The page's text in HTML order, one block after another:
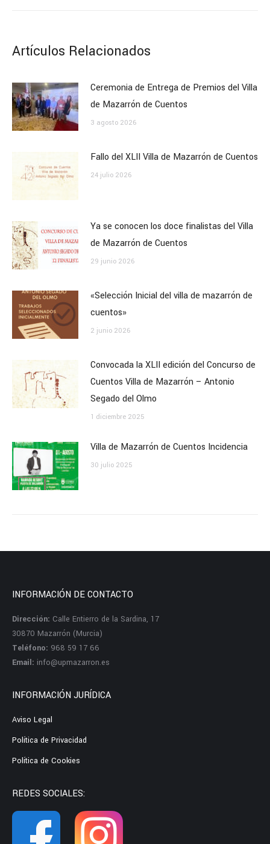
Artículos Relacionados
Ceremonia de Entrega de Premios del Villa
de Mazarrón de Cuentos
3 agosto 2026
Fallo del XLII Villa de Mazarrón de Cuentos
24 julio 2026
Ya se conocen los doce finalistas del Villa
de Mazarrón de Cuentos
29 junio 2026
«Selección Inicial del villa de mazarrón de
cuentos»
2 junio 2026
Convocada la XLII edición del Concurso de
Cuentos Villa de Mazarrón – Antonio
Segado del Olmo
1 diciembre 2025
Villa de Mazarrón de Cuentos Incidencia
30 julio 2025
INFORMACIÓN DE CONTACTO
Dirección: Calle Entierro de la Sardina, 17
30870 Mazarrón (Murcia)
Teléfono: 968 59 17 66
Email: info@upmazarron.es
INFORMACIÓN JURÍDICA
Aviso Legal
Política de Privacidad
Política de Cookies
REDES SOCIALES: